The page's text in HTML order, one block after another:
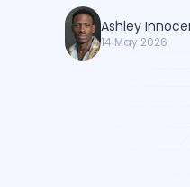
Ashley
14 May 2026